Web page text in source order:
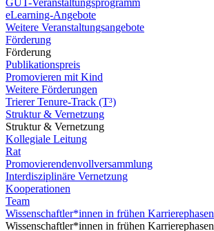
GUT-Veranstaltungsprogramm
eLearning-Angebote
Weitere Veranstaltungsangebote
Förderung
Förderung
Publikationspreis
Promovieren mit Kind
Weitere Förderungen
Trierer Tenure-Track (T³)
Struktur & Vernetzung
Struktur & Vernetzung
Kollegiale Leitung
Rat
Promovierendenvollversammlung
Interdisziplinäre Vernetzung
Kooperationen
Team
Wissenschaftler*innen in frühen Karrierephasen
Wissenschaftler*innen in frühen Karrierephasen